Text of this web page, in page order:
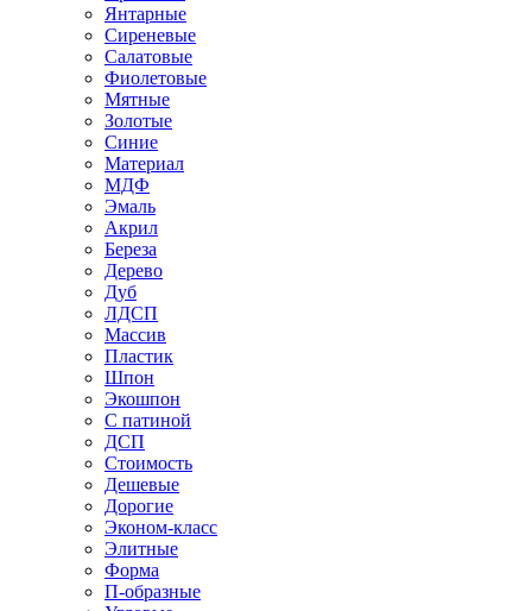
Янтарные
Сиреневые
Салатовые
Фиолетовые
Мятные
Золотые
Синие
Материал
МДФ
Эмаль
Акрил
Береза
Дерево
Дуб
ЛДСП
Массив
Пластик
Шпон
Экошпон
С патиной
ДСП
Стоимость
Дешевые
Дорогие
Эконом-класс
Элитные
Форма
П-образные